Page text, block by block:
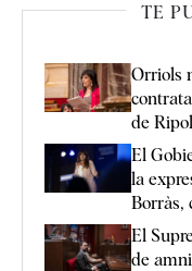
TE
Orriols
de
El
la
Borràs,
El
de